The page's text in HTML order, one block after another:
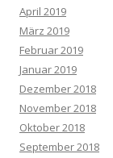
April 2019
März 2019
Februar 2019
Januar 2019
Dezember 2018
November 2018
Oktober 2018
September 2018